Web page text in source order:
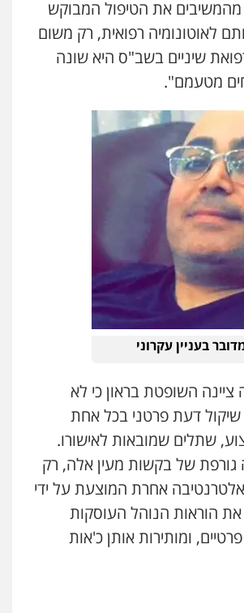
את הטיפול המבוקש
לאוטונומיה רפואית, רק משום
שיניים בשב"ס היא שונה
מטעמם".
בעניין עקרוני
השופטת בראון כי לא
דעת פרטני בכל אחת
שתלים שמובאות לאישורו.
גורפת של בקשות מעין אלה, רק
אחרת המוצעת על ידי
הוראות הנוהל העוסקות
פרטיים, ומותירות אותן כ'אות
אייל אביטל
פשיעה חמורה
עו"ד רונן בנדל
פלילי פשיעה חמורה פלילי
כבריאן, מזר – משרד עורכי דין
מעצרים וחקירות
בועז קניג
משפחה כלכלי צבאי